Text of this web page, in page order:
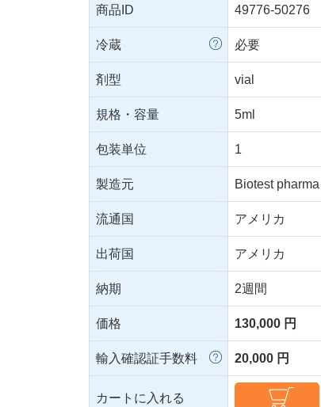
商品ID 49776-50276
冷蔵 必要
剤型 vial
規格・容量 5ml
包装単位 1
製造元 Biotest pharma
流通国 アメリカ
出荷国 アメリカ
納期 2週間
価格 130,000 円
輸入確認証手数料 20,000 円
カートに入れる